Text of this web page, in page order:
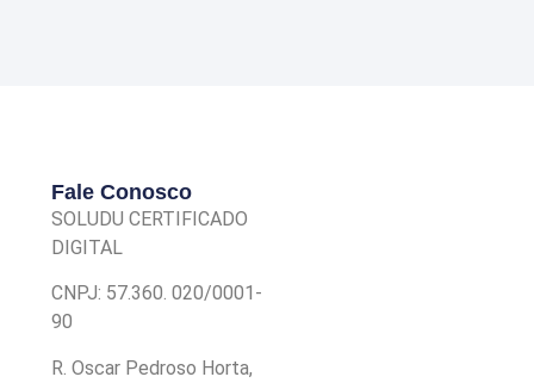
Fale Conosco
SOLUDU CERTIFICADO
DIGITAL
CNPJ: 57.360. 020/0001-
90
R. Oscar Pedroso Horta,